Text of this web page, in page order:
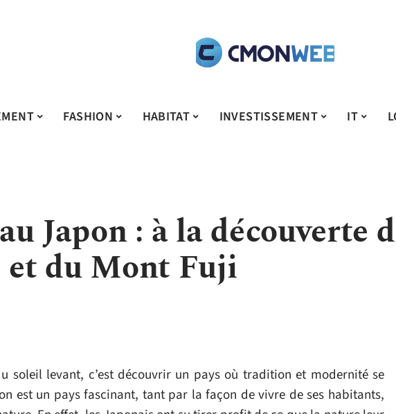
FASHION HABITAT INVESTISSEMENT IT
Japon : à la découverte
et du Mont Fuji
soleil levant, c’est découvrir un pays où tradition et modernité se
est un pays fascinant, tant par la façon de vivre de ses habitants,